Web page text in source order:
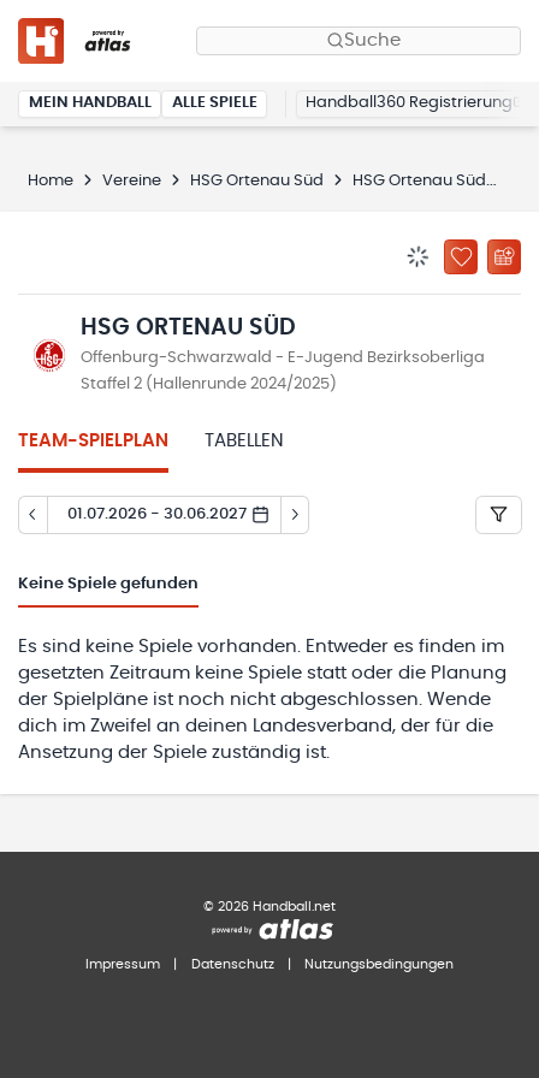
Suche
MEIN HANDBALL ALLE SPIELE Handball360 Registrierung
Home Vereine HSG Ortenau Süd HSG Ortenau Süd
ZU
HSG ORTENAU SÜD
Offenburg-Schwarzwald - E-Jugend Bezirksoberliga
Staffel 2 (Hallenrunde 2024/2025)
TEAM-SPIELPLAN TABELLEN
01.07.2026 - 30.06.2027
Keine Spiele gefunden
Es sind keine Spiele vorhanden. Entweder es finden im
gesetzten Zeitraum keine Spiele statt oder die Planung
der Spielpläne ist noch nicht abgeschlossen. Wende
dich im Zweifel an deinen Landesverband, der für die
Ansetzung der Spiele zuständig ist.
© 2026 Handball.net
Impressum Datenschutz Nutzungsbedingungen